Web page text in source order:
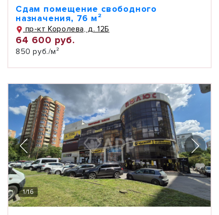
Сдам помещение свободного
назначения, 76 м²
пр-кт Королева, д. 12Б
64 600 руб.
850 руб./м²
1/16